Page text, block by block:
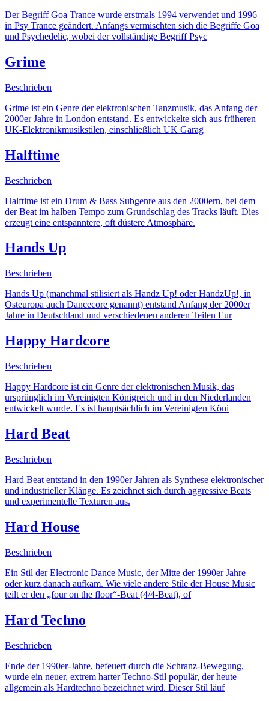
Der Begriff Goa Trance wurde erstmals 1994 verwendet und 1996
in Psy Trance geändert. Anfangs vermischten sich die Begriffe Goa
und Psychedelic, wobei der vollständige Begriff Psyc
Grime
Beschrieben
Grime ist ein Genre der elektronischen Tanzmusik, das Anfang der
2000er Jahre in London entstand. Es entwickelte sich aus früheren
UK-Elektronikmusikstilen, einschließlich UK Garag
Halftime
Beschrieben
Halftime ist ein Drum & Bass Subgenre aus den 2000ern, bei dem
der Beat im halben Tempo zum Grundschlag des Tracks läuft. Dies
erzeugt eine entspanntere, oft düstere Atmosphäre.
Hands Up
Beschrieben
Hands Up (manchmal stilisiert als Handz Up! oder HandzUp!, in
Osteuropa auch Dancecore genannt) entstand Anfang der 2000er
Jahre in Deutschland und verschiedenen anderen Teilen Eur
Happy Hardcore
Beschrieben
Happy Hardcore ist ein Genre der elektronischen Musik, das
ursprünglich im Vereinigten Königreich und in den Niederlanden
entwickelt wurde. Es ist hauptsächlich im Vereinigten Köni
Hard Beat
Beschrieben
Hard Beat entstand in den 1990er Jahren als Synthese elektronischer
und industrieller Klänge. Es zeichnet sich durch aggressive Beats
und experimentelle Texturen aus.
Hard House
Beschrieben
Ein Stil der Electronic Dance Music, der Mitte der 1990er Jahre
oder kurz danach aufkam. Wie viele andere Stile der House Music
teilt er den „four on the floor“-Beat (4/4-Beat), of
Hard Techno
Beschrieben
Ende der 1990er-Jahre, befeuert durch die Schranz-Bewegung,
wurde ein neuer, extrem harter Techno-Stil populär, der heute
allgemein als Hardtechno bezeichnet wird. Dieser Stil läuf